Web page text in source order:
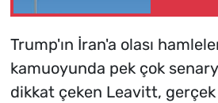
Trump'ın İran'a olası
kamuoyunda pek çok
dikkat çeken Leavitt, gerçek